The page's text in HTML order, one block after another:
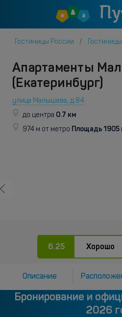
Гостиницы России
Апартаменты
(Екатеринбург)
улица Малышева, д.84
до центра 0.7 км
974 м от метро Площадь 1905
6.25 Хорошо
Описание
Бронирование и
2026